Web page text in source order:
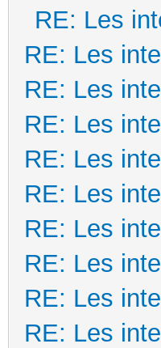
RE: Les
RE: Les
RE: Les
RE: Les
RE: Les
RE: Les
RE: Les
RE: Les
RE: Les
RE: Les